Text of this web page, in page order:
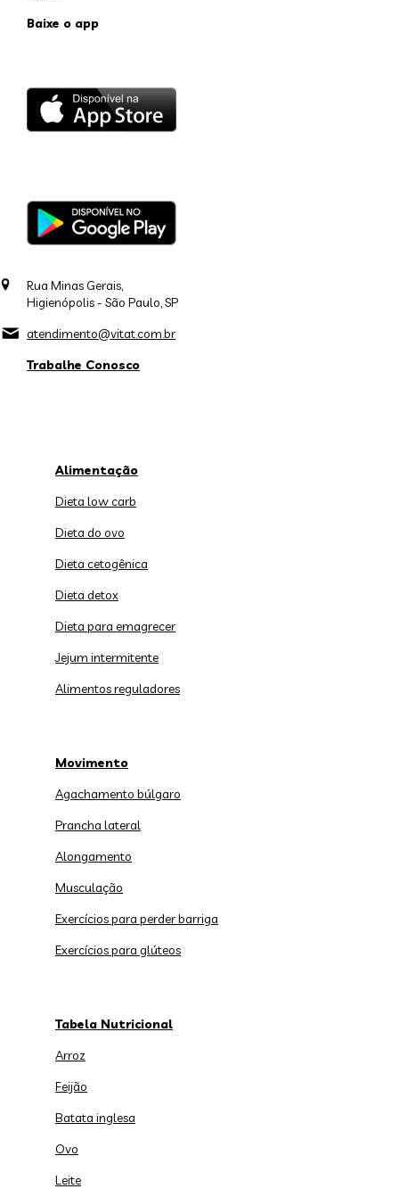
Baixe o app
Rua Minas Gerais,
Higienópolis - São Paulo, SP
atendimento@vitat.com.br
Trabalhe Conosco
Alimentação
Dieta low carb
Dieta do ovo
Dieta cetogênica
Dieta detox
Dieta para emagrecer
Jejum intermitente
Alimentos reguladores
Movimento
Agachamento búlgaro
Prancha lateral
Alongamento
Musculação
Exercícios para perder barriga
Exercícios para glúteos
Tabela Nutricional
Arroz
Feijão
Batata inglesa
Ovo
Leite